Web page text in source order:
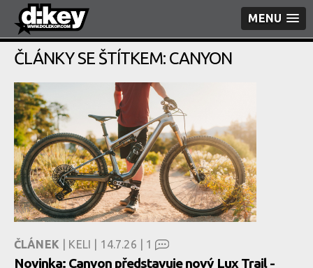
MENU
ČLÁNKY SE ŠTÍTKEM: CANYON
ČLÁNEK | KELI | 14.7.26 | 1
Novinka: Canyon představuje nový Lux Trail -